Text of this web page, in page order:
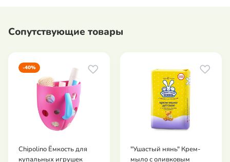
Сопутствующие товары
-40%
Chipolino Ёмкость для
купальных игрушек
"Ушастый нянь" Крем-
мыло с оливковым